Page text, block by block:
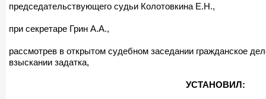
председательствующего судьи Колотовкина Е.Н.,
при секретаре Грин А.А.,
рассмотрев в открытом судебном заседании гражданское
взыскании задатка,
УСТАНОВИЛ: